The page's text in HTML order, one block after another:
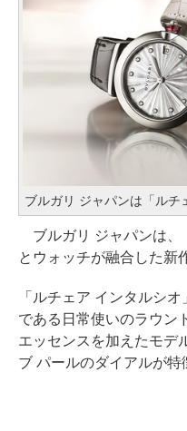
ブルガリ ジャパンは「ルチ
ブルガリ ジャパンは、
とウォッチが融合した新
「ルチェア インタルシ
である日常使いのラウン
エッセンスを加えたモデ
ブ パールのダイアルが特